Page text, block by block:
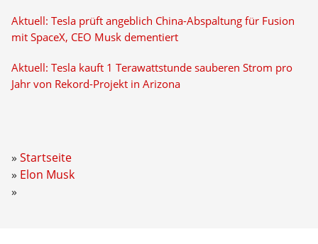
Aktuell: Tesla prüft angeblich China-Abspaltung für Fusion
mit SpaceX, CEO Musk dementiert
Aktuell: Tesla kauft 1 Terawattstunde sauberen Strom pro
Jahr von Rekord-Projekt in Arizona
Startseite
Elon Musk